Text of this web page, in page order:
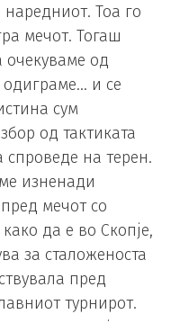
Тоа го
мечот. Тогаш
од
и се
сум
од тактиката
на терен.
изненади
мечот со
да е во Скопје,
за сталоженоста
пред
турнирот.